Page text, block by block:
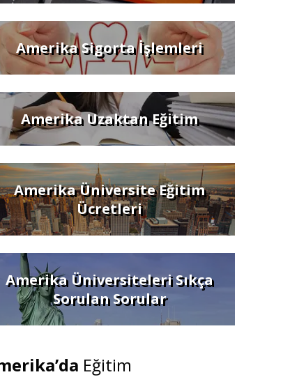
Amerika Sigorta İşlemleri
Amerika Uzaktan Eğitim
Amerika Üniversite Eğitim
Ücretleri
Amerika Üniversiteleri Sıkça
Sorulan Sorular
Eğitim